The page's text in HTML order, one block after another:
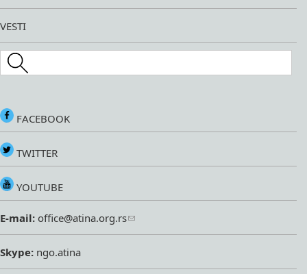
VESTI
Search this site
FACEBOOK
TWITTER
YOUTUBE
E-mail: office@atina.org.rs
Skype: ngo.atina